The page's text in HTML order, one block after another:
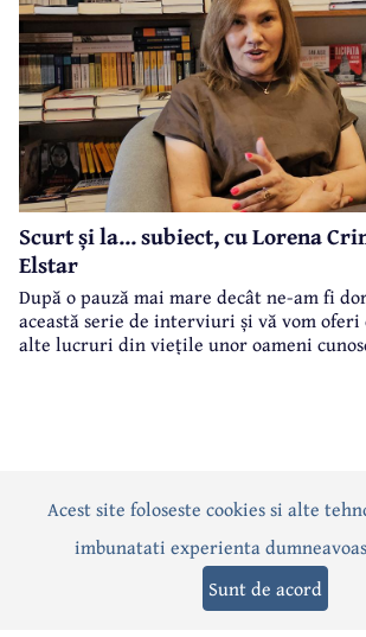
Scurt și la... subiect, cu Lorena
Elstar
După o pauză mai mare decât ne-am fi
această serie de interviuri și vă vom oferi
alte lucruri din viețile unor oameni
ActualitatePoliticăSocial
Editorial Sport Anunțuri
Acest site foloseste cookies si alte
imbunatati experienta
Sunt de acord